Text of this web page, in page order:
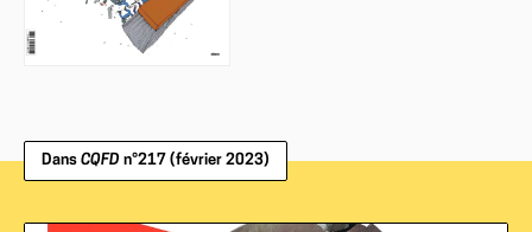
Dans CQFD n°217 (février 2023)